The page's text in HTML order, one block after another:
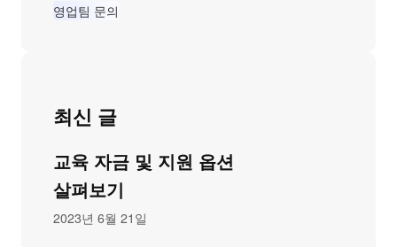
영업팀 문의
최신 글
교육 자금 및 지원 옵션
살펴보기
2023년 6월 21일